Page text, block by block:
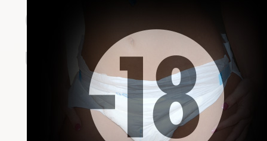
Connexion
Un compte est
Nom d'utilisateur
Mot de passe